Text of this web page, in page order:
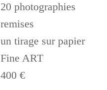
20 photographies
remises
un tirage sur papier
Fine ART
400 €